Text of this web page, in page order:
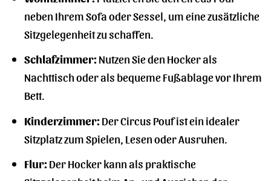
neben Ihrem Sofa oder Sessel, um eine zusätzliche
Sitzgelegenheit zu schaffen.
Schlafzimmer:Nutzen Sie den Hocker als
Nachttisch oder als bequeme Fußablage vor Ihrem
Bett.
Kinderzimmer:Der Circus Pouf ist ein idealer
Sitzplatz zum Spielen, Lesen oder Ausruhen.
Flur:Der Hocker kann als praktische